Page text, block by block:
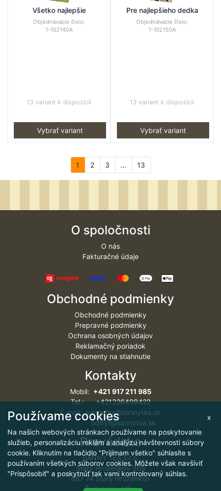
Všetko najlepšie
Objednávacie číslo:
1-102140A
13 variant k dispozícii
Vybrať variant
Pre najlepšieho dedka
Objednávacie číslo:
1-102150A
13 variant k dispozícii
Vybrať variant
1 2 3 ... 13
O spoločnosti
O nás
Fakturačné údaje
Obchodné podmienky
Obchodné podmienky
Prepravné podmienky
Ochrana osobných údajov
Reklamačný poriadok
Dokumenty na stiahnutie
Kontakty
Mobil: +421 917 211 985
Tel.: +421326499422
E-mail: sannytea@sannytea.sk
odbyt@sannytea.sk
Prevádzka
SANNY TEA s.r.o.
Starý Hrozenkov 308
687 74 Starý Hrozenkov
Česká republika
x
Používame cookies
Na našich webových stránkach používame na poskytovanie
služieb, personalizáciu reklám a analýzu návštevnosti súbory
cookie. Kliknutím na tlačidlo "Prijímam všetko" súhlasíte s
používaním všetkých súborov cookies. Môžete však navšíviť
"Prispôsobiť" a poskytnúť tak vami kontrolovaný súhlas.